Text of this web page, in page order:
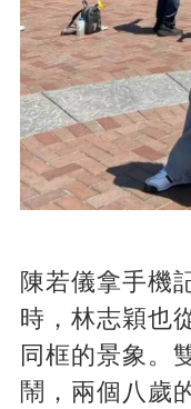
陳若儀拿手機
時，林志穎也
同框的景象。
鬧，兩個八歲